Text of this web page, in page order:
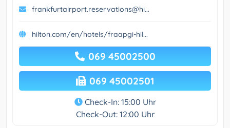
frankfurtairport.reservations@hi...
hilton.com/en/hotels/fraapgi-hil...
069 45002500
069 45002501
Check-In: 15:00 Uhr
Check-Out: 12:00 Uhr